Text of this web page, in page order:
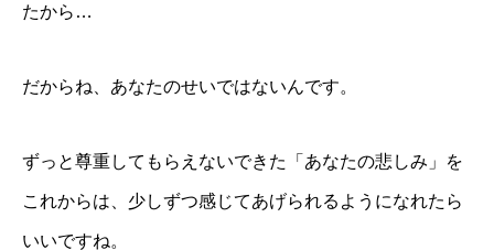
たから…
だからね、あなたのせいではないんです。
ずっと尊重してもらえないできた「あなたの悲しみ」を
これからは、少しずつ感じてあげられるようになれたら
いいですね。